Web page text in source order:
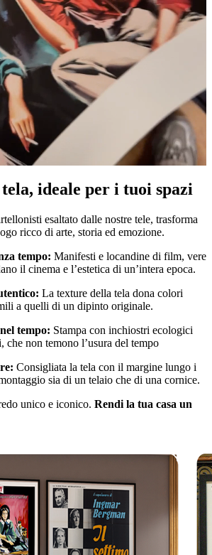
ideale per i tuoi spazi
esaltato dalle nostre tele, trasforma
ricco di arte, storia ed emozione.
tempo: Manifesti e locandine di film, vere
il cinema e l’estetica di un’intera epoca.
La texture della tela dona colori
a quelli di un dipinto originale.
tempo: Stampa con inchiostri ecologici
che non temono l’usura del tempo
Consigliata la tela con il margine lungo i
sia di un telaio che di una cornice.
unico e iconico. Rendi la tua casa un